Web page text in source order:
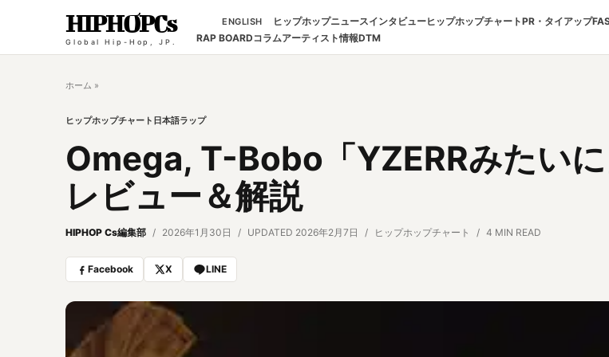
HIPHOPCs
Global Hip-Hop, JP.
ENGLISH ヒップホップニュースインタビューヒップホップチャートPR・タイアップ
RAP BOARDコラムアーティスト情報DTM
ホーム »
ヒップホップチャート 日本語ラップ
Omega, T-Bobo「YZERRみたいに
レビュー＆解説
HIPHOP Cs編集部 2026年1月30日 UPDATED 2026年2月7日 ヒップホップチャート 4 MIN READ
Facebook X LINE